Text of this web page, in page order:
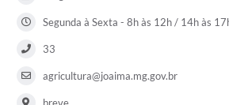
Segunda à Sexta - 8h às 12h / 14h às
33
agricultura@joaima.mg.gov.br